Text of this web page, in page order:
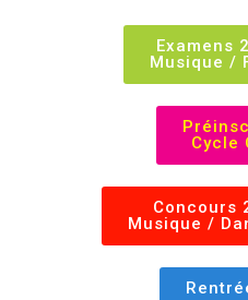
Examens
Musique /
Cycle
Concours
Musique /